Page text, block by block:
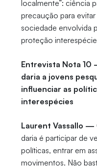
localmente”: ciência
precaução para
sociedade envolvida
proteção
Entrevista Nota 10
daria a jovens
influenciar as
interespécies
Laurent Vassallo —
daria é participar de
políticas, entrar em
movimentos. Não